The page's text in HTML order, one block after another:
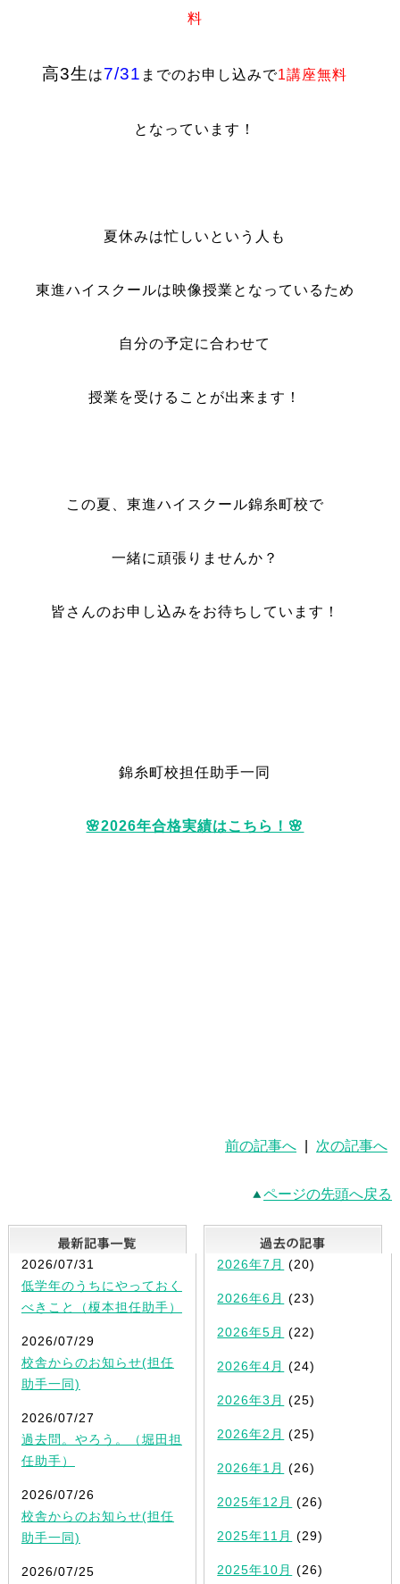
料
高3生 は7/31 までのお申し込みで1講座無料
となっています！
夏休みは忙しいという人も
東進ハイスクールは映像授業となっているため
自分の予定に合わせて
授業を受けることが出来ます！
この夏、東進ハイスクール錦糸町校で
一緒に頑張りませんか？
皆さんのお申し込みをお待ちしています！
錦糸町校担任助手一同
🌸2026年合格実績はこちら！🌸
前の記事へ 次の記事へ
ページの先頭へ戻る
最新記事一覧
2026/07/31
低学年のうちにやっておく
べきこと（榎本担任助手）
2026/07/29
校舎からのお知らせ(担任
助手一同)
2026/07/27
過去問。やろう。（堀田担
任助手）
2026/07/26
校舎からのお知らせ(担任
助手一同)
2026/07/25
2026年7月 (20)
2026年6月 (23)
2026年5月 (22)
2026年4月 (24)
2026年3月 (25)
2026年2月 (25)
2026年1月 (26)
2025年12月 (26)
2025年11月 (29)
2025年10月 (26)